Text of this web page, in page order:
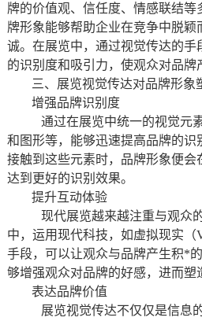
牌的价值观、信任度、情感联结等
牌形象能够帮助企业在竞争中脱颖
诚。在展览中，通过视觉传达的手
的识别度和吸引力，使观众对品牌
三、展览视觉传达对品牌形象
增强品牌识别度
通过在展览中统一的视觉元
和图形等，能够迅速提高品牌的识
接触到这些元素时，品牌形象便会
达到更好的识别效果。
提升互动体验
现代展览越来越注重与观众
中，运用现代科技，如虚拟现实
手段，可以让观众与品牌产生积*
够增强观众对品牌的好感，进而塑
表达品牌价值
展览视觉传达不仅仅是信息